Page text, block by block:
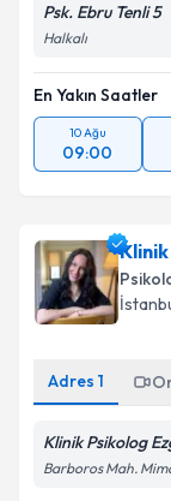
Psk. Ebru Tenli 5
Halkalı
En Yakın Saatler
10 Ağu
09:00
Adres 1
Klinik Psikolog
Barboros Mah.